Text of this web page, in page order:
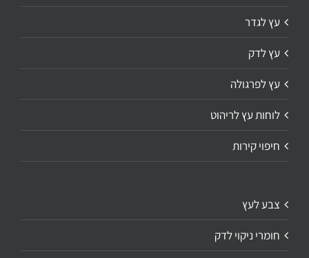
עץ לגדר
עץ לדק
עץ לפרגולה
לוחות עץ לריהוט
חיפוי קירות
צבע לעץ
חומרי ניקוי לדק